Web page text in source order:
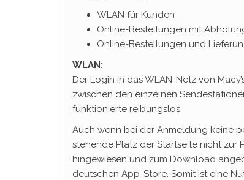
WLAN für Kunden
Online-Bestellungen mit
Online-Bestellungen und
WLAN:
Der Login in das WLAN-Netz von
zwischen den einzelnen
funktionierte reibungslos.
Auch wenn bei der Anmeldung keine
stehende Platz der Startseite nicht zur
hingewiesen und zum Download
deutschen App-Store. Somit ist eine